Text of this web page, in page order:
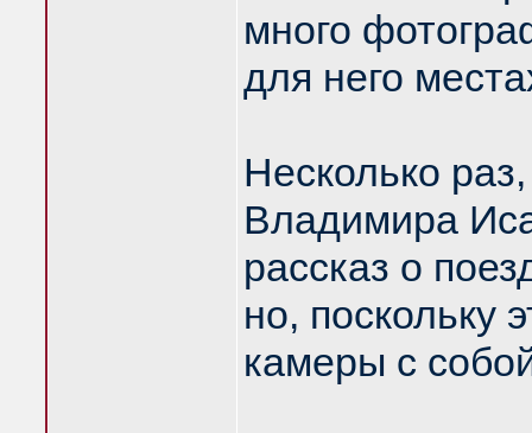
много
для него
Несколько
Владимира
рассказ о
но, поскольку
камеры с